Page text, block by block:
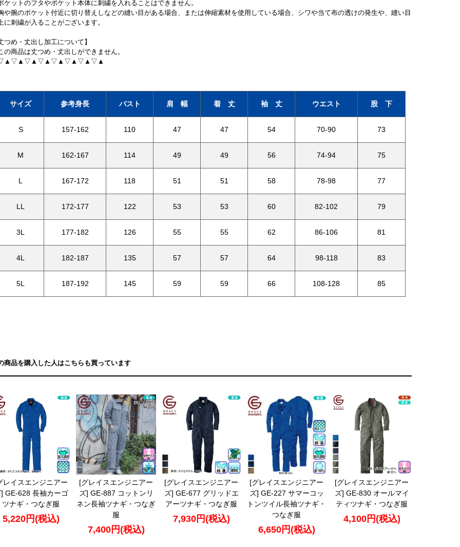
ケットのフタやポケット本体に刺繍を入れることはできません。
や腕のポケット付近に切り替えしなどの縫い目がある場合、または伸縮素材を使用している場合、シワや当て布の透けの発生や、縫い目
に刺繍が入ることがございます。
つめ・丈出し加工について】
の商品は丈つめ・丈出しができません。
サイズ 参考身長 バスト 肩 幅 着 丈 袖 丈 ウエスト 股 下
S 157-162 110 47 47 54 70-90 73
M 162-167 114 49 49 56 74-94 75
L 167-172 118 51 51 58 78-98 77
LL 172-177 122 53 53 60 82-102 79
3L 177-182 126 55 55 62 86-106 81
4L 182-187 135 57 57 64 98-118 83
5L 187-192 145 59 59 66 108-128 85
商品を購入した人はこちらも買っています
レイスエンジニアー
GE-628 長袖カーゴ
ツナギ・つなぎ服
5,220円(税込)
[グレイスエンジニアー
ズ] GE-887 コットンリ
ネン長袖ツナギ・つなぎ
服
7,400円(税込)
[グレイスエンジニアー
ズ] GE-677 グリッドエ
アーツナギ・つなぎ服
7,930円(税込)
[グレイスエンジニアー
ズ] GE-227 サマーコッ
トンツイル長袖ツナギ・
つなぎ服
6,650円(税込)
[グレイスエンジニアー
ズ] GE-830 オールマイ
ティツナギ・つなぎ服
4,100円(税込)